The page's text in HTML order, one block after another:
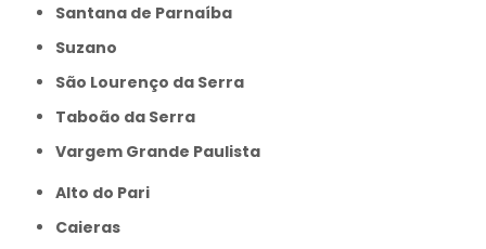
Santana de Parnaíba
Suzano
São Lourenço da Serra
Taboão da Serra
Vargem Grande Paulista
Alto do Pari
Caieras